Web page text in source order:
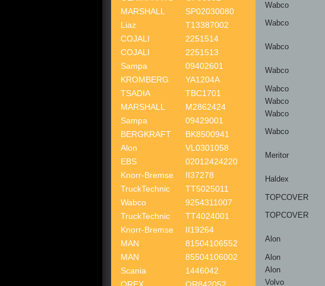
MARSHALL
SP02030080
Liaz
T13387002
COJALI
2251514
COJALI
2251513
Sampa
09402601
KROMBERG
YA1204A
TSADIA
TBC1701
MARSHALL
M2862424
Sampa
09429001
BERGKRAFT
BK8500941
Alon
VL0301058
EBS
02012424220
Knorr-Bremse
II37278
TruckTechnic
TT5025011
Wabco
9254311007
TruckTechnic
TT4024001
Knorr-Bremse
II19264
MAN
81504106552
MAN
85504106002
Scania
1446042
Wabco
Wabco
Wabco
Wabco
Wabco
Wabco
Wabco
Wabco
Meritor
Haldex
TOPCOVER
TOPCOVER
Alon
Alon
Alon
Volvo